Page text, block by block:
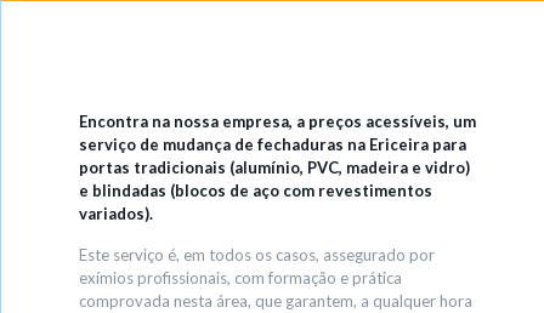
Encontra na nossa empresa, a preços acessíveis, um
serviço de mudança de fechaduras na Ericeira para
portas tradicionais (alumínio, PVC, madeira e vidro)
e blindadas (blocos de aço com revestimentos
variados).
Este serviço é, em todos os casos, assegurado por
exímios profissionais, com formação e prática
comprovada nesta área, que garantem, a qualquer hora